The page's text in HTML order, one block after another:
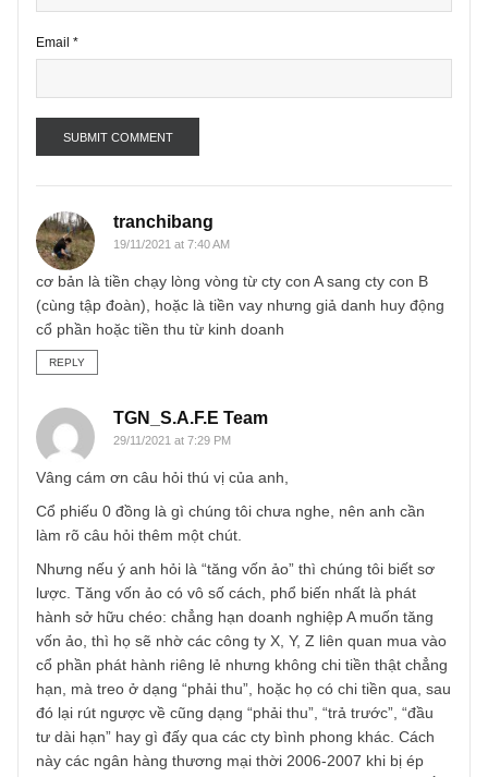
Email
tranchibang
19/11/2021 at 7:40 AM
cơ bản là tiền chạy lòng vòng từ cty con A sang cty con B
(cùng tập đoàn), hoặc là tiền vay nhưng giả danh huy
cổ phần hoặc tiền thu từ kinh doanh
REPLY
TGN_S.A.F.E Team
29/11/2021 at 7:29 PM
Vâng cám ơn câu hỏi thú vị của anh,
Cổ phiếu 0 đồng là gì chúng tôi chưa nghe, nên anh cần
làm rõ câu hỏi thêm một chút.